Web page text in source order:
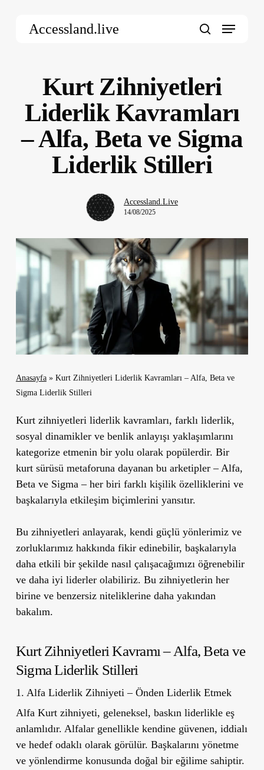
Accessland.live Menu
Kurt Zihniyetleri
Liderlik Kavramları
– Alfa, Beta ve Sigma
Liderlik Stilleri
Accessland.Live
14/08/2025
Anasayfa» Kurt Zihniyetleri Liderlik Kavramları – Alfa, Beta ve
Sigma Liderlik Stilleri
Kurt zihniyetleri liderlik kavramları, farklı liderlik,
sosyal dinamikler ve benlik anlayışı yaklaşımlarını
kategorize etmenin bir yolu olarak popülerdir. Bir
kurt sürüsü metaforuna dayanan bu arketipler – Alfa,
Beta ve Sigma – her biri farklı kişilik özelliklerini ve
başkalarıyla etkileşim biçimlerini yansıtır.
Bu zihniyetleri anlayarak, kendi güçlü yönlerimiz ve
zorluklarımız hakkında fikir edinebilir, başkalarıyla
daha etkili bir şekilde nasıl çalışacağımızı öğrenebilir
ve daha iyi liderler olabiliriz. Bu zihniyetlerin her
birine ve benzersiz niteliklerine daha yakından
bakalım.
Kurt Zihniyetleri Kavramı – Alfa, Beta ve
Sigma Liderlik Stilleri
1. Alfa Liderlik Zihniyeti – Önden Liderlik Etmek
Alfa Kurt zihniyeti, geleneksel, baskın liderlikle eş
anlamlıdır. Alfalar genellikle kendine güvenen, iddialı
ve hedef odaklı olarak görülür. Başkalarını yönetme
ve yönlendirme konusunda doğal bir eğilime sahiptir.